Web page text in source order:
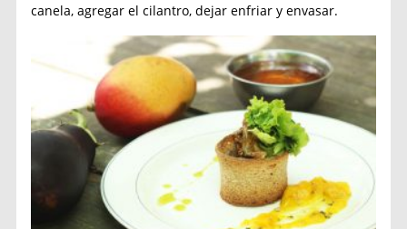
canela, agregar el cilantro, dejar enfriar y envasar.